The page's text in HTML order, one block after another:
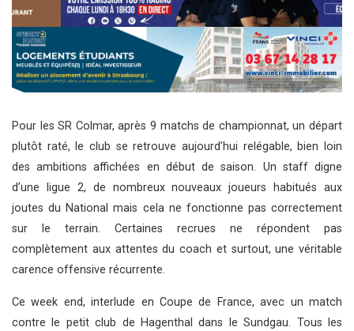
Pour les SR Colmar, après 9 matchs de championnat, un départ
plutôt raté, le club se retrouve aujourd’hui relégable, bien loin
des ambitions affichées en début de saison. Un staff digne
d’une ligue 2, de nombreux nouveaux joueurs habitués aux
joutes du National mais cela ne fonctionne pas correctement
sur le terrain. Certaines recrues ne répondent pas
complètement aux attentes du coach et surtout, une véritable
carence offensive récurrente.
Ce week end, interlude en Coupe de France, avec un match
contre le petit club de Hagenthal dans le Sundgau. Tous les